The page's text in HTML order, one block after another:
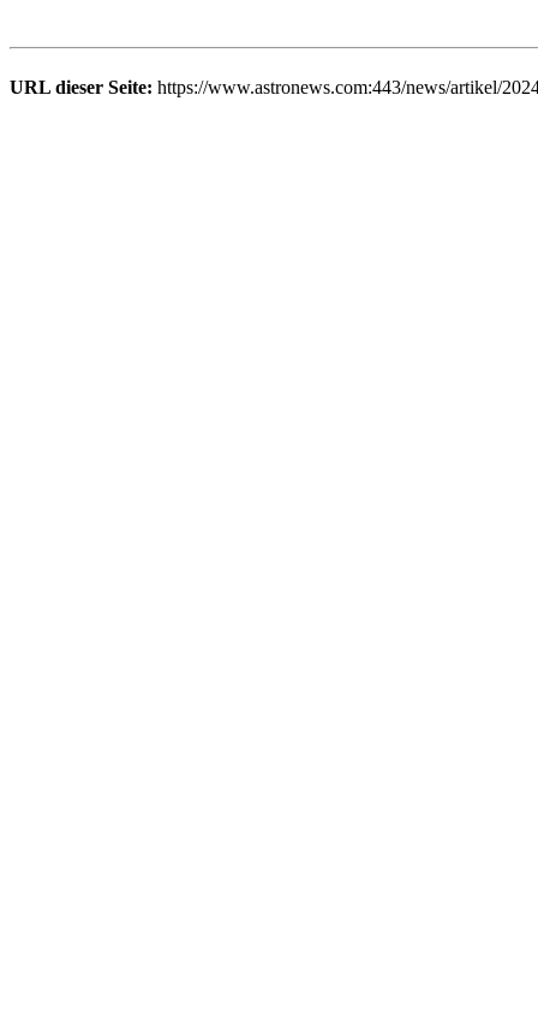
URL dieser Seite: https://www.astronews.com:443/news/artikel/